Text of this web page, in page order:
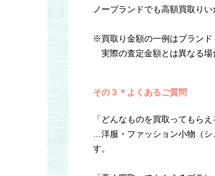
ノーブランドでも高額買取りい
※買取り金額の一例はブラン
実際の査定金額とは異なる場
その３＊よくあるご質問
「どんなものを買取ってもらえ
…洋服・ファッション小物（
す。